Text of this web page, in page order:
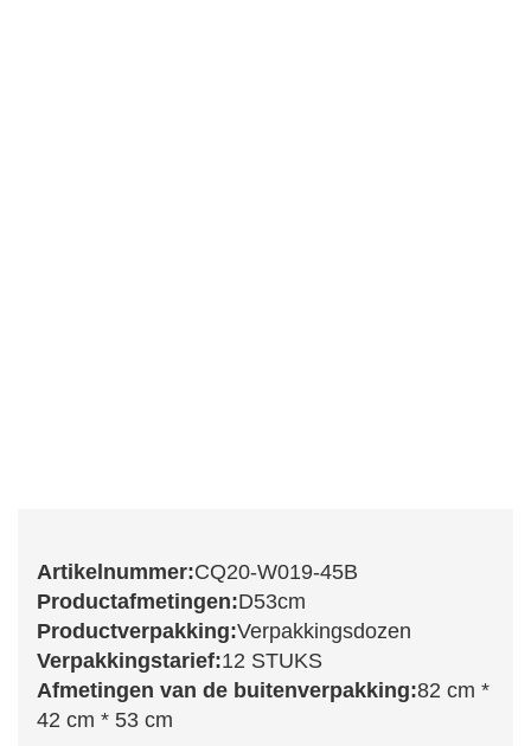
Artikelnummer:CQ20-W019-45B
Productafmetingen:D53cm
Productverpakking:Verpakkingsdozen
Verpakkingstarief:12 STUKS
Afmetingen van de buitenverpakking:82 cm *
42 cm * 53 cm